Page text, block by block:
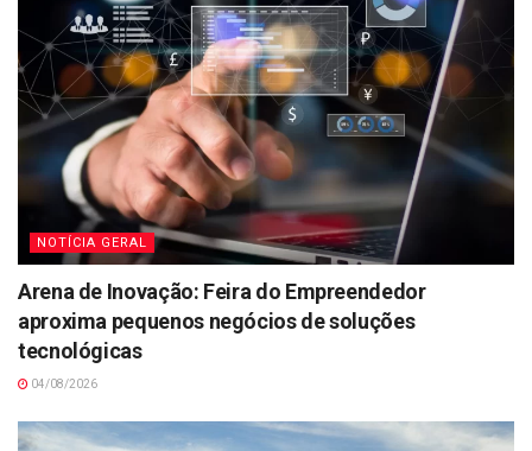
NOTÍCIA GERAL
Arena de Inovação: Feira do Empreendedor
aproxima pequenos negócios de soluções
tecnológicas
04/08/2026